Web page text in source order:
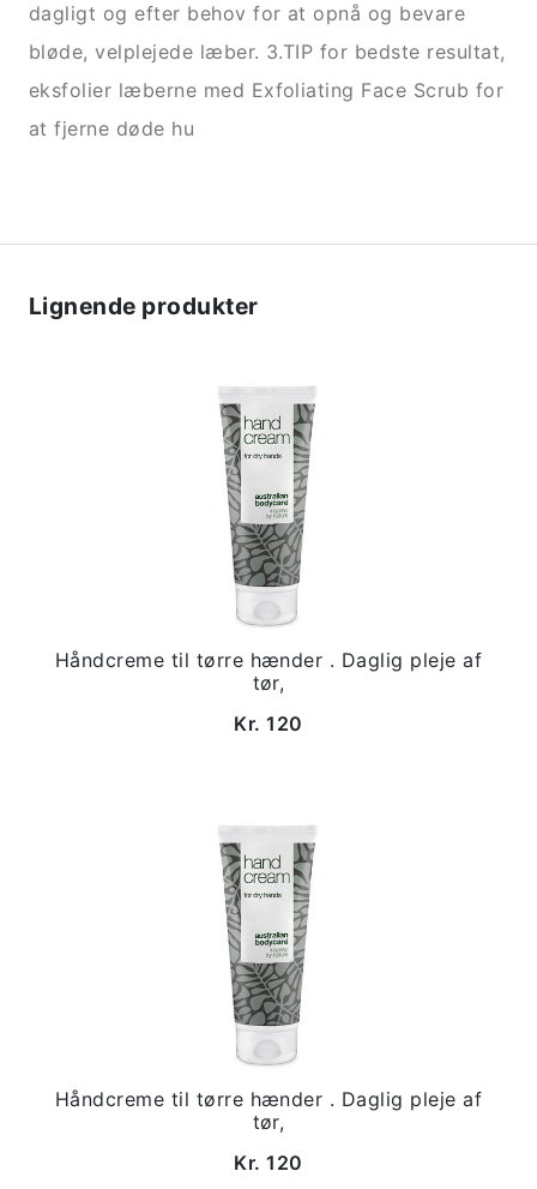
dagligt og efter behov for at opnå og bevare
bløde, velplejede læber. 3.TIP for bedste resultat,
eksfolier læberne med Exfoliating Face Scrub for
at fjerne døde hu
Lignende produkter
Håndcreme til tørre hænder . Daglig pleje af
tør,
Kr. 120
Håndcreme til tørre hænder . Daglig pleje af
tør,
Kr. 120